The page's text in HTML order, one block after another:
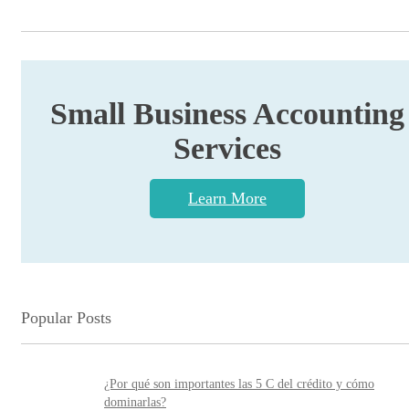
Small Business Accounting
Services
Learn More
Popular Posts
¿Por qué son importantes las 5 C del crédito y cómo
dominarlas?